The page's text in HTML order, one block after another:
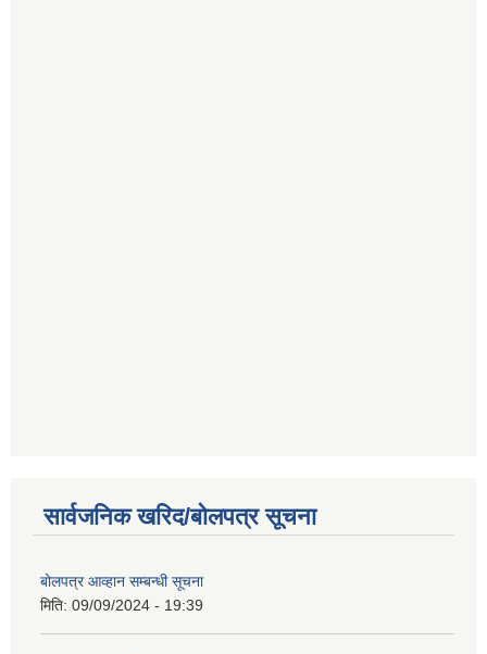
सार्वजनिक खरिद/बोलपत्र सूचना
बोलपत्र आव्हान सम्बन्धी सूचना
मिति: 09/09/2024 - 19:39